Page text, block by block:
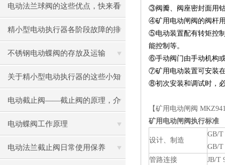
秘诀
电动法兰球阀的这些优点，快来看
看吧
精小型电动执行器各阶段故障的排
除
不锈钢电动蝶阀的存放及运输
关于精小型电动执行器的这些小知
识，快来了解吧！
电动截止阀——截止阀的原理，介
绍及使用注意事项
电动蝶阀工作原理
电动法兰截止阀日常使用保养
③阀瓣、阀座密封面用
④矿用电动闸阀的阀杆
⑤电动装置配有转矩控
能控制等。
⑥手动阀门由手动机构
⑦矿用电动装置可安装
⑧初次安装和调试时，
【矿用电动闸阀
矿用电动闸阀执行标准
设计、制造
GB/T
GB/T
管路连接
JB/T